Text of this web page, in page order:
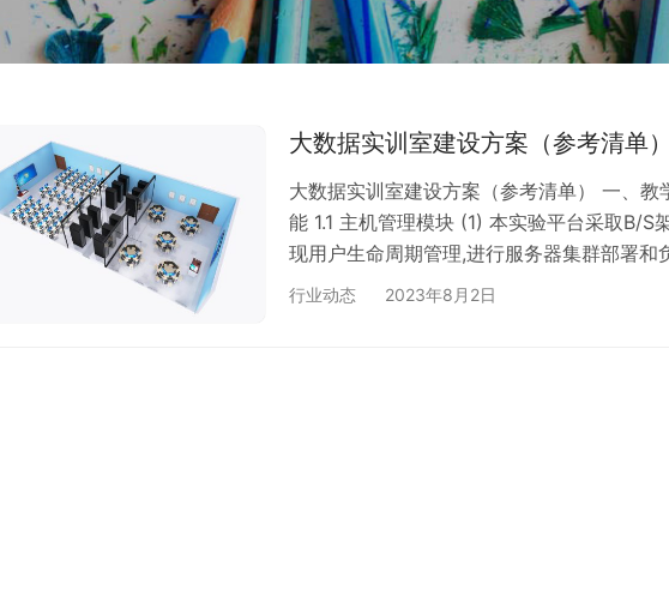
大数据实训室建设方案（参考清单）
大数据实训室建设方案（参考清单） 一、
能 1.1 主机管理模块 (1) 本实验平台采取B/
现用户生命周期管理,进行服务器集群部署
括过滤器、随机调度等方式,实现大数据群集
行业动态 2023年8月2日